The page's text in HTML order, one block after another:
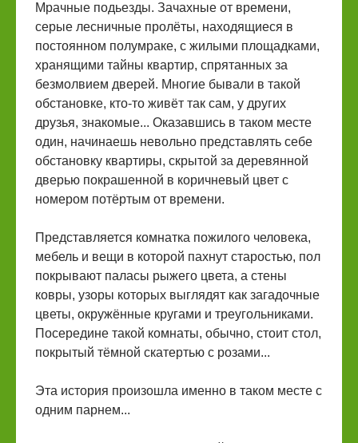
Мрачные подьезды. Зачахные от времени,
серые лесничные пролёты, находящиеся в
постоянном полумраке, с жилыми площадками,
хранящими тайны квартир, спрятанных за
безмолвием дверей. Многие бывали в такой
обстановке, кто-то живёт так сам, у других
друзья, знакомые... Оказавшись в таком месте
один, начинаешь невольно представлять себе
обстановку квартиры, скрытой за деревянной
дверью покрашенной в коричневый цвет с
номером потёртым от времени.
Представляется комнатка пожилого человека,
мебель и вещи в которой пахнут старостью, пол
покрывают паласы рыжего цвета, а стены
ковры, узоры которых выглядят как загадочные
цветы, окружённые кругами и треугольниками.
Посередине такой комнаты, обычно, стоит стол,
покрытый тёмной скатертью с розами...
Эта история произошла именно в таком месте с
одним парнем...